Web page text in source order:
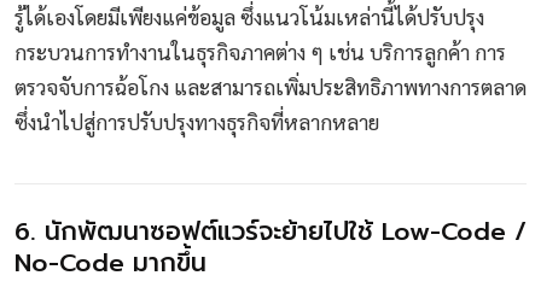
รู้ได้เองโดยมีเพียงแค่ข้อมูล ซึ่งแนวโน้มเหล่านี้ได้ปรับปรุง
กระบวนการทำงานในธุรกิจภาคต่าง ๆ เช่น บริการลูกค้า การ
ตรวจจับการฉ้อโกง และสามารถเพิ่มประสิทธิภาพทางการตลาด
ซึ่งนำไปสู่การปรับปรุงทางธุรกิจที่หลากหลาย
6. นักพัฒนาซอฟต์แวร์จะย้ายไปใช้ Low-Code /
No-Code มากขึ้น